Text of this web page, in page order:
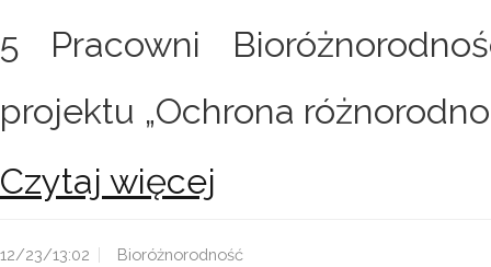
5 Pracowni
projektu „Ochrona
Czytaj więcej
12/23/13:02 Bioróżnorodność